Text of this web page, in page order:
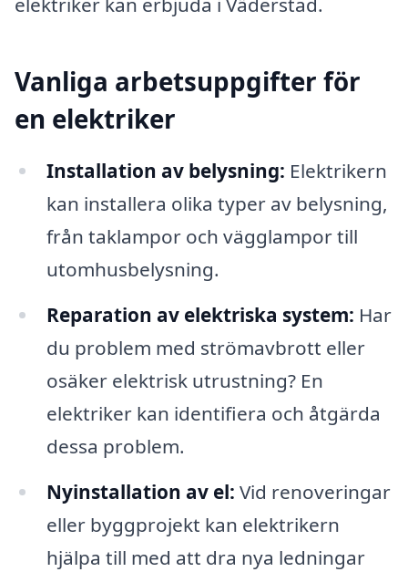
Vanliga arbetsuppgifter för
en elektriker
Installation av belysning: Elektrikern
kan installera olika typer av belysning,
från taklampor och vägglampor till
utomhusbelysning.
Reparation av elektriska system: Har
du problem med strömavbrott eller
osäker elektrisk utrustning? En
elektriker kan identifiera och åtgärda
dessa problem.
Nyinstallation av el: Vid renoveringar
eller byggprojekt kan elektrikern
hjälpa till med att dra nya ledningar